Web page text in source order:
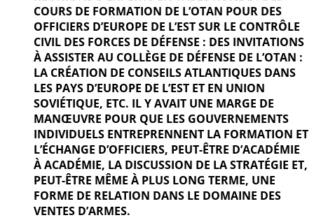
COURS DE FORMATION DE L’OTAN POUR DES
OFFICIERS D’EUROPE DE L’EST SUR LE CONTRÔLE
CIVIL DES FORCES DE DÉFENSE : DES INVITATIONS
À ASSISTER AU COLLÈGE DE DÉFENSE DE L’OTAN :
LA CRÉATION DE CONSEILS ATLANTIQUES DANS
LES PAYS D’EUROPE DE L’EST ET EN UNION
SOVIÉTIQUE, ETC. IL Y AVAIT UNE MARGE DE
MANŒUVRE POUR QUE LES GOUVERNEMENTS
INDIVIDUELS ENTREPRENNENT LA FORMATION ET
L’ÉCHANGE D’OFFICIERS, PEUT-ÊTRE D’ACADÉMIE
À ACADÉMIE, LA DISCUSSION DE LA STRATÉGIE ET,
PEUT-ÊTRE MÊME À PLUS LONG TERME, UNE
FORME DE RELATION DANS LE DOMAINE DES
VENTES D’ARMES.